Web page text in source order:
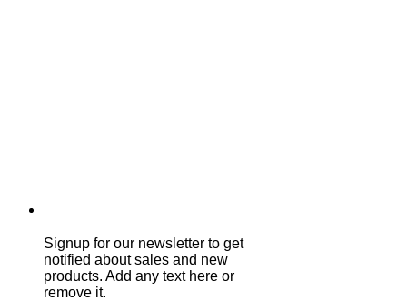
Signup for our newsletter to get
notified about sales and new
products. Add any text here or
remove it.